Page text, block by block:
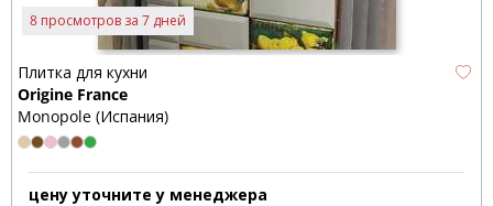
8 просмотров за 7 дней
Плитка для кухни
Origine France
Monopole (Испания)
цену уточните у менеджера